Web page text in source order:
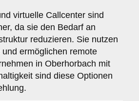
virtuelle Callcenter sind
da sie den Bedarf an
reduzieren. Sie nutzen
ermöglichen remote
in Oberhorbach mit
sind diese Optionen